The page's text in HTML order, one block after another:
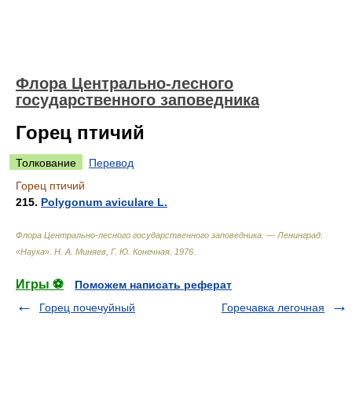
Флора Центрально-лесного
государственного заповедника
Горец птичий
Толкование
Перевод
Горец птичий
215. Polygonum aviculare L.
Флора Центрально-лесного государственного заповедника. — Ленинград:
«Наука» Н. А. Миняев, Г. Ю. Конечная 1976
Игры ⚽
Поможем написать реферат
Горец почечуйный
Горечавка легочная